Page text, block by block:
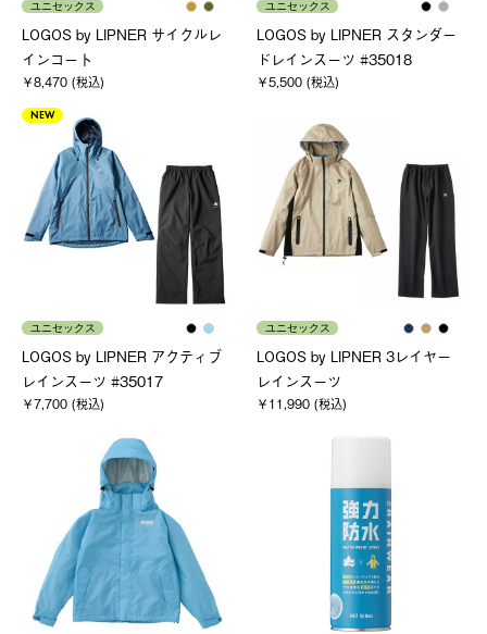
ユニセックス
LOGOS by LIPNER サイクルレ
インコート
￥8,470 (税込)
ユニセックス
LOGOS by LIPNER スタンダー
ドレインスーツ #35018
￥5,500 (税込)
NEW
ユニセックス
LOGOS by LIPNER アクティブ
レインスーツ #35017
￥7,700 (税込)
ユニセックス
LOGOS by LIPNER 3レイヤー
レインスーツ
￥11,990 (税込)